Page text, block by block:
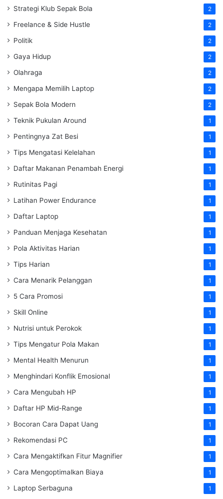
Strategi Klub Sepak Bola 2
Freelance & Side Hustle 2
Politik 2
Gaya Hidup 2
Olahraga 2
Mengapa Memilih Laptop 2
Sepak Bola Modern 2
Teknik Pukulan Around 1
Pentingnya Zat Besi 1
Tips Mengatasi Kelelahan 1
Daftar Makanan Penambah Energi 1
Rutinitas Pagi 1
Latihan Power Endurance 1
Daftar Laptop 1
Panduan Menjaga Kesehatan 1
Pola Aktivitas Harian 1
Tips Harian 1
Cara Menarik Pelanggan 1
5 Cara Promosi 1
Skill Online 1
Nutrisi untuk Perokok 1
Tips Mengatur Pola Makan 1
Mental Health Menurun 1
Menghindari Konflik Emosional 1
Cara Mengubah HP 1
Daftar HP Mid-Range 1
Bocoran Cara Dapat Uang 1
Rekomendasi PC 1
Cara Mengaktifkan Fitur Magnifier 1
Cara Mengoptimalkan Biaya 1
Laptop Serbaguna 1